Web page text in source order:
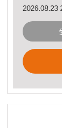
2026.08.23